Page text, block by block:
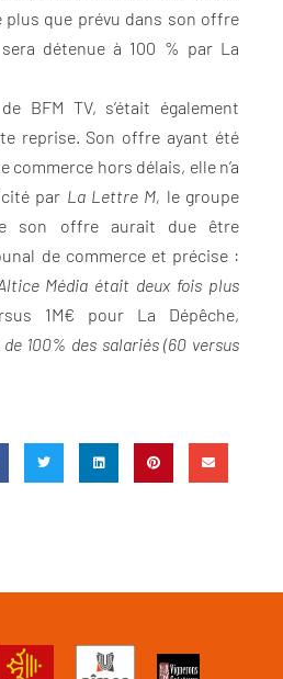
plus que prévu dans son offre
détenue à 100 % par La
BFM TV, s’était également
reprise. Son offre ayant été
commerce hors délais, elle n’a
par La Lettre M, le groupe
son offre aurait due être
de commerce et précise :
Média était deux fois plus
1M€ pour La Dépêche,
100% des salariés (60 versus